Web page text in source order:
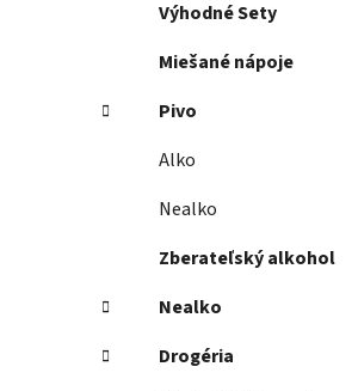
Výhodné Sety
Miešané nápoje
Pivo
Alko
Nealko
Zberateľský alkohol
Nealko
Drogéria